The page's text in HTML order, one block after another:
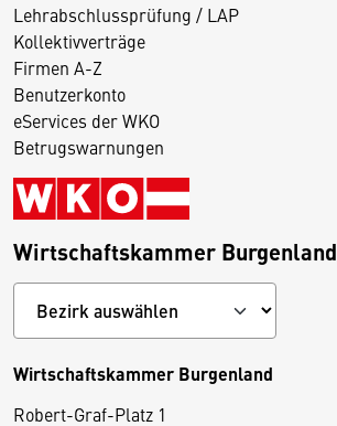
Lehrabschlussprüfung / LAP
Kollektivverträge
Firmen A-Z
Benutzerkonto
eServices der WKO
Betrugswarnungen
Wirtschaftskammer Burgenland
Wirtschaftskammer Burgenland
Robert-Graf-Platz 1
D